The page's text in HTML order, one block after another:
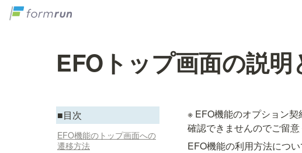
EFOトップ画面の説明
■目次
EFO機能のトップ画面への
遷移方法
※ EFO機能のオプション
確認できませんのでご留意
EFO機能の利用方法につ